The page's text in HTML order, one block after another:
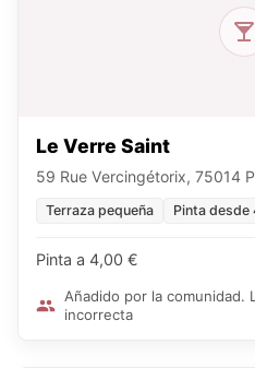
Le Verre Saint
59 Rue Vercingétorix, 75014
Terraza pequeña Pinta desde
Pinta a 4,00 €
Añadido por la comunidad.
incorrecta